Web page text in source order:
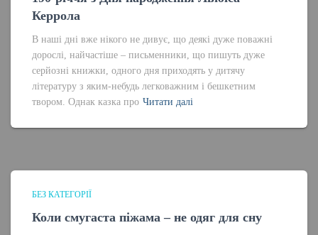
Керрола
В наші дні вже нікого не дивує, що деякі дуже поважні
дорослі, найчастіше – письменники, що пишуть дуже
серйозні книжки, одного дня приходять у дитячу
літературу з яким-небудь легковажним і бешкетним
твором. Однак казка про Читати далі
БЕЗ КАТЕГОРІЇ
Коли смугаста піжама – не одяг для сну